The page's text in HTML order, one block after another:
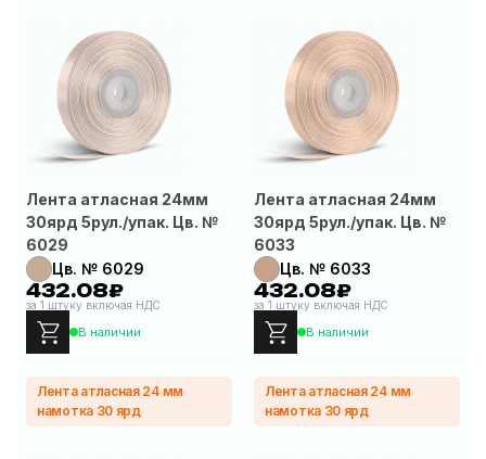
Лента атласная 24мм
30ярд 5рул./упак. Цв. №
6029
Цв. № 6029
432.08₽
за 1 штуку включая НДС
В наличии
Лента атласная 24мм
30ярд 5рул./упак. Цв. №
6033
Цв. № 6033
432.08₽
за 1 штуку включая НДС
В наличии
Лента атласная 24 мм
намотка 30 ярд
Лента атласная 24 мм
намотка 30 ярд